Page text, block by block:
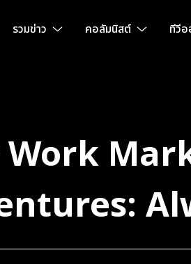
รวมข่าว คอลัมนิสต์ ทีวี
Work